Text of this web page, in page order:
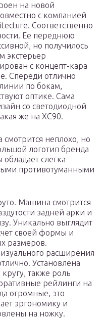
на новой
с компанией
Соответственно
Ее переднюю
но получилось
экстерьер
с концепт-кара
Спереди отлично
по бокам,
оптике. Сама
со светодиодной
же на XC90.
неплохо, но
логотип бренда
слегка
противотуманными
Машина смотрится
задней арки и
Уникально выглядит
своей формы и
размеров.
расширения
Установлена
также роль
рейлинги на
огромные, это
эргономику и
на ножку.